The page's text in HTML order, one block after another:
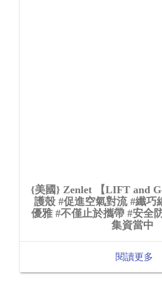
{美國} Zenlet 【LIFT and
護殼 #促進空氣對流 #纖巧
優雅 #不僅止於攜帶 #安全
集資當中
閱讀更多